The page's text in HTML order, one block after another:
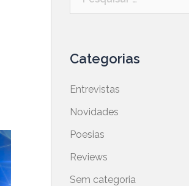
Categorias
Entrevistas
Novidades
Poesias
Reviews
Sem categoria